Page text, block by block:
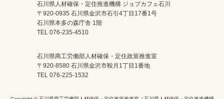
石川県人材確保・定住推進機構 ジョブカフェ石川
〒920-0935 石川県金沢市石引4丁目17番1号
石川県本多の森庁舎 1階
TEL 076-235-4510
石川県商工労働部人材確保・定住政策推進室
〒920-8580 石川県金沢市鞍月1丁目1番地
TEL 076-225-1532